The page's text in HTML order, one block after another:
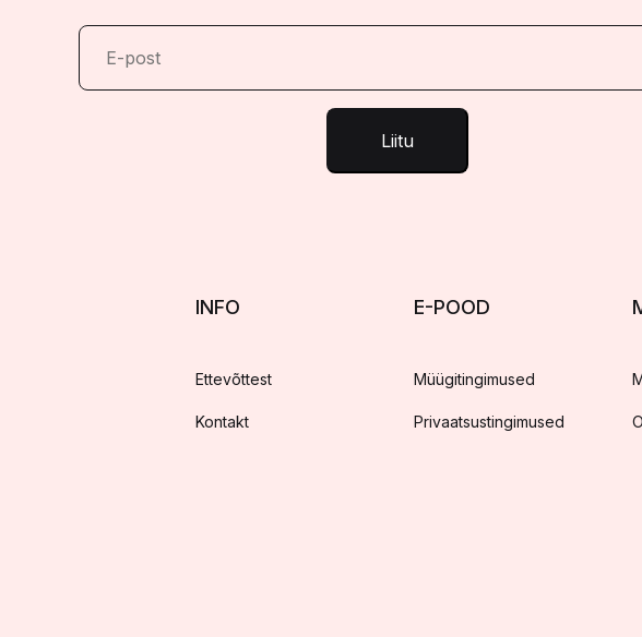
Liitu
INFO
Ettevõttest
Kontakt
E-POOD
Müügitingimused
Privaatsustingimused